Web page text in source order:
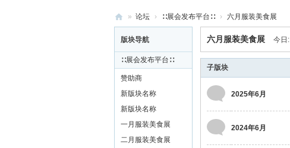
0
服
玉
» 论坛 › ∷展会发布平台∷ › 六月服装美食展
版块导航
∷展会发布平台∷
赞助商
新版块名称
新版块名称
一月服装美食展
二月服装美食展
六月服装美食展 今日:
子版块
2025年6月
2024年6月